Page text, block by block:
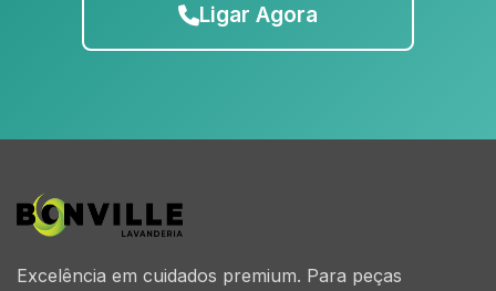
Ligar Agora
Excelência em cuidados premium. Para peças